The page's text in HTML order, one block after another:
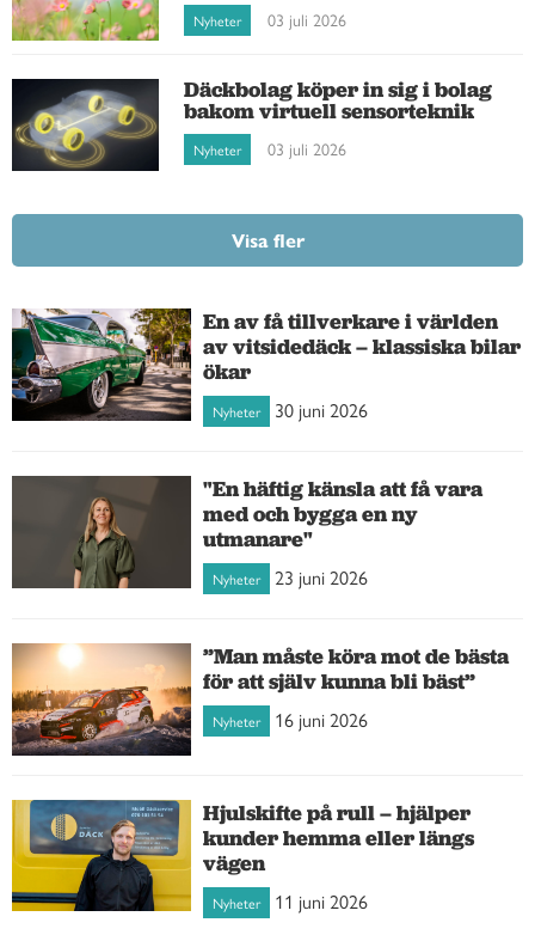
Nyheter 03 juli 2026
Däckbolag köper in sig i bolag
bakom virtuell sensorteknik
Nyheter 03 juli 2026
Visa fler
En av få tillverkare i världen
av vitsidedäck – klassiska bilar
ökar
Nyheter 30 juni 2026
"En häftig känsla att få vara
med och bygga en ny
utmanare"
Nyheter 23 juni 2026
”Man måste köra mot de bästa
för att själv kunna bli bäst”
Nyheter 16 juni 2026
Hjulskifte på rull – hjälper
kunder hemma eller längs
vägen
Nyheter 11 juni 2026